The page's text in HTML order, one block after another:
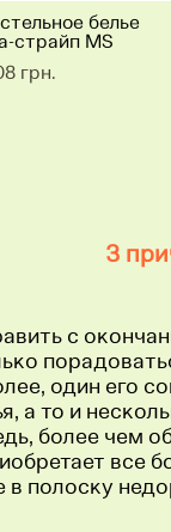
белье
страйп MS
грн.
3
с
один его
а то и
более чем
все
в полоску